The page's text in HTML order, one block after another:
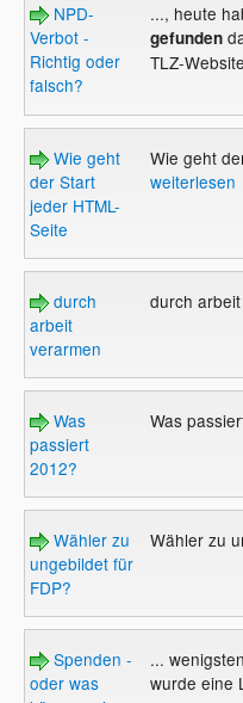
NPD-
Verbot -
Richtig oder
falsch?
..., heute
gefunden
TLZ-
Wie geht
der Start
jeder HTML-
Seite
Wie geht
weiterlesen
durch
arbeit
verarmen
durch
Was
passiert
2012?
Was
Wähler zu
ungebildet für
FDP?
Wähler zu
Spenden -
oder was
...
wurde eine